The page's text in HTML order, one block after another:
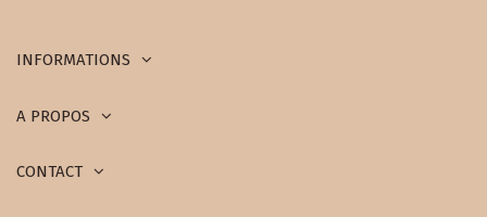
INFORMATIONS
A PROPOS
CONTACT